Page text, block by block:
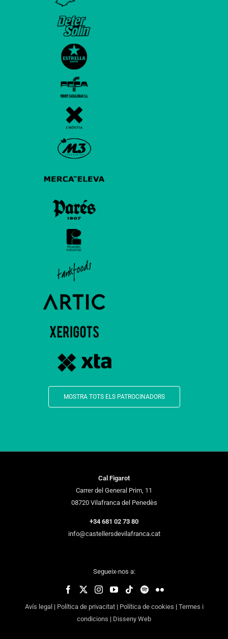
MOSTRA TOTS ELS PATROCINADORS
Cal Figarot
Carrer del General Prim, 11
08720 Vilafranca del Penedès
+34 681 02 73 80
info@castellersdevilafranca.cat
Segueix-nos a:
Avís legal | Política de privacitat| Política de cookies | Termes i
condicions | Disseny Web